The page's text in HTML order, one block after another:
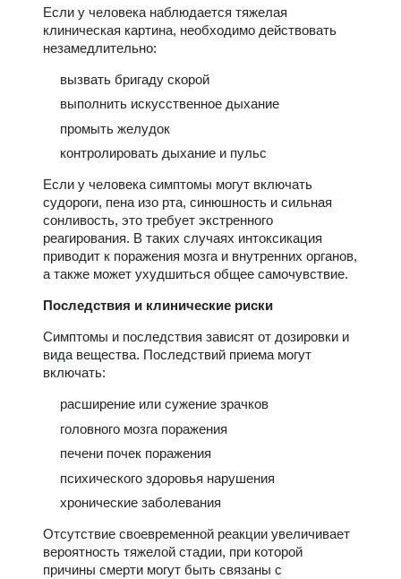
Если у человека наблюдается тяжелая
клиническая картина, необходимо действовать
незамедлительно:
вызвать бригаду скорой
выполнить искусственное дыхание
промыть желудок
контролировать дыхание и пульс
Если у человека симптомы могут включать
судороги, пена изо рта, синюшность и сильная
сонливость, это требует экстренного
реагирования. В таких случаях интоксикация
приводит к поражения мозга и внутренних органов,
а также может ухудшиться общее самочувствие.
Последствия и клинические риски
Симптомы и последствия зависят от дозировки и
вида вещества. Последствий приема могут
включать:
расширение или сужение зрачков
головного мозга поражения
печени почек поражения
психического здоровья нарушения
хронические заболевания
Отсутствие своевременной реакции увеличивает
вероятность тяжелой стадии, при которой
причины смерти могут быть связаны с